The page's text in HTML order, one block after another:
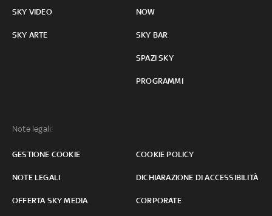
SKY VIDEO
SKY ARTE
NOW
SKY BAR
SPAZI SKY
PROGRAMMI
Note legali:
GESTIONE COOKIE COOKIE POLICY
NOTE LEGALI DICHIARAZIONE DI ACCESSIBILITÀ
OFFERTA SKY MEDIA CORPORATE